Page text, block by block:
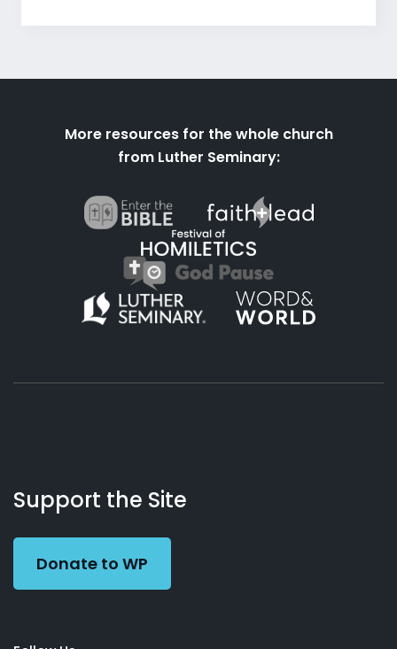
More resources for the whole church
from Luther Seminary:
Working
Preacher
Us
Support the Site
Donate to WP